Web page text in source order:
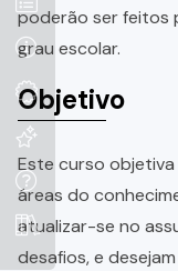
poderão ser feitos
grau escolar.
Objetivo
Este curso
áreas do
atualizar-se no
desafios, e